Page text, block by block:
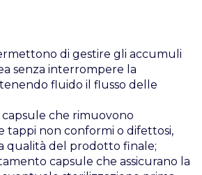
di gestire gli accumuli
senza interrompere la
fluido il flusso delle
capsule che rimuovono
tappi non conformi o difettosi,
qualità del prodotto finale;
capsule che assicurano la